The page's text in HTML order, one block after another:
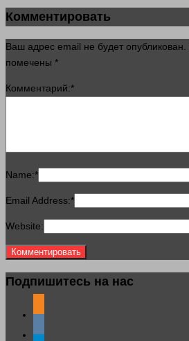
Комментировать
Ваш адрес email не будет опубликован.
помечены *
Комментарий:*
Name:*
Email Address:*
Website:
Подпишитесь на нас